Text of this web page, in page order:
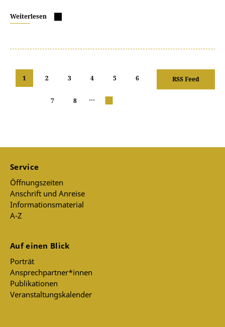
Weiterlesen
RSS Feed
1 2 3 4 5 6
7 8 …
Service
Öffnungszeiten
Anschrift und Anreise
Informationsmaterial
A-Z
Auf einen Blick
Porträt
Ansprechpartner*innen
Publikationen
Veranstaltungskalender